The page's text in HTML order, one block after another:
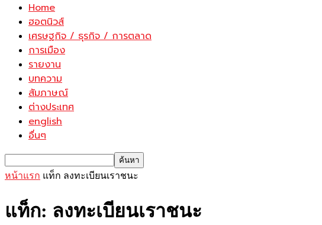
Home
ฮอตนิวส์
เศรษฐกิจ / ธุรกิจ / การตลาด
การเมือง
รายงาน
บทความ
สัมภาษณ์
ต่างประเทศ
english
อื่นๆ
หน้าแรก แท็ก ลงทะเบียนเราชนะ
แท็ก: ลงทะเบียนเราชนะ